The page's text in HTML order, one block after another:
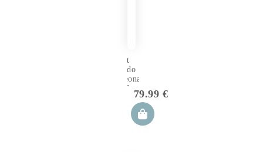
Set
Nido
Neonato
5 Pezzi79.99 €